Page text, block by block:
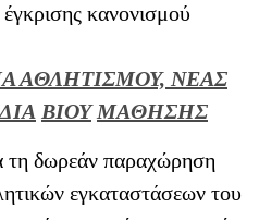
κανονισμού
ΑΘΛΗΤΙΣΜΟΥ, ΝΕΑΣ
ΔΙΑ ΒΙΟΥ ΜΑΘΗΣΗΣ
δωρεάν παραχώρηση
εγκαταστάσεων του